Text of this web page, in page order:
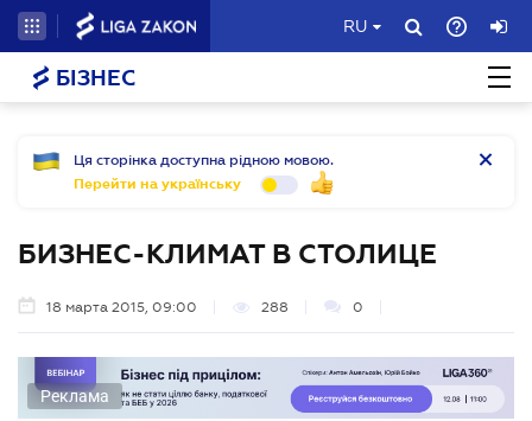
RU
БІЗНЕС
Ця сторінка доступна рідною мовою.
Перейти на українську
БИЗНЕС-КЛИМАТ В СТОЛИЦЕ
18 марта 2015, 09:00 288 0
Реклама